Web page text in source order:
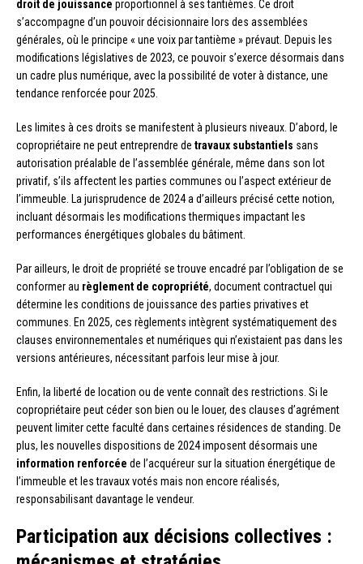
droit de jouissance proportionnel à ses tantièmes. Ce droit
s’accompagne d’un pouvoir décisionnaire lors des assemblées
générales, où le principe « une voix par tantième » prévaut. Depuis les
modifications législatives de 2023, ce pouvoir s’exerce désormais dans
un cadre plus numérique, avec la possibilité de voter à distance, une
tendance renforcée pour 2025.
Les limites à ces droits se manifestent à plusieurs niveaux. D’abord, le
copropriétaire ne peut entreprendre de travaux substantiels sans
autorisation préalable de l’assemblée générale, même dans son lot
privatif, s’ils affectent les parties communes ou l’aspect extérieur de
l’immeuble. La jurisprudence de 2024 a d’ailleurs précisé cette notion,
incluant désormais les modifications thermiques impactant les
performances énergétiques globales du bâtiment.
Par ailleurs, le droit de propriété se trouve encadré par l’obligation de se
conformer au règlement de copropriété, document contractuel qui
détermine les conditions de jouissance des parties privatives et
communes. En 2025, ces règlements intègrent systématiquement des
clauses environnementales et numériques qui n’existaient pas dans les
versions antérieures, nécessitant parfois leur mise à jour.
Enfin, la liberté de location ou de vente connaît des restrictions. Si le
copropriétaire peut céder son bien ou le louer, des clauses d’agrément
peuvent limiter cette faculté dans certaines résidences de standing. De
plus, les nouvelles dispositions de 2024 imposent désormais une
information renforcée de l’acquéreur sur la situation énergétique de
l’immeuble et les travaux votés mais non encore réalisés,
responsabilisant davantage le vendeur.
Participation aux décisions collectives :